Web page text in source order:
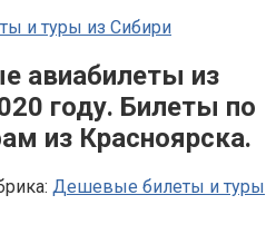
и туры из Сибири
авиабилеты из
году. Билеты по
из Красноярска.
Дешевые билеты и туры